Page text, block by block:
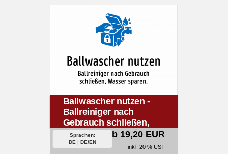
Ballwascher nutzen -
Ballreiniger nach
Gebrauch schließen,
Wasser sparen.
Sprachen:
DE | DE/EN
ab 19,20 EUR
inkl. 20 % UST